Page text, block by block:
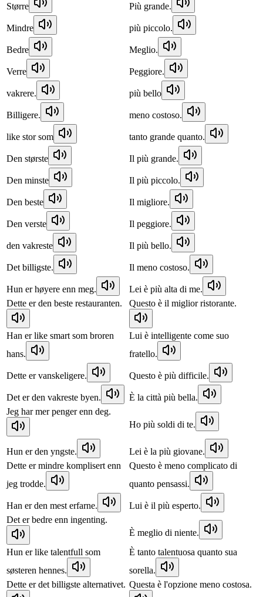
Større Più grande.
Mindre più piccolo.
Bedre Meglio.
Verre Peggiore.
vakrere. più bello
Billigere. meno costoso.
like stor som tanto grande quanto.
Den største Il più grande.
Den minste Il più piccolo.
Den beste Il migliore.
Den verste Il peggiore.
den vakreste Il più bello.
Det billigste. Il meno costoso.
Hun er høyere enn meg.
Lei è più alta di me.
Dette er den beste restauranten.
Questo è il miglior ristorante.
Han er like smart som broren
hans.
Lui è intelligente come suo
fratello.
Dette er vanskeligere. Questo è più difficile.
Det er den vakreste byen.
È la città più bella.
Jeg har mer penger enn deg.
Ho più soldi di te.
Hun er den yngste.
Lei è la più giovane.
Dette er mindre komplisert enn
jeg trodde.
Questo è meno complicato di
quanto pensassi.
Han er den mest erfarne.
Lui è il più esperto.
Det er bedre enn ingenting.
È meglio di niente.
Hun er like talentfull som
søsteren hennes.
È tanto talentuosa quanto sua
sorella.
Dette er det billigste alternativet. Questa è l'opzione meno costosa.